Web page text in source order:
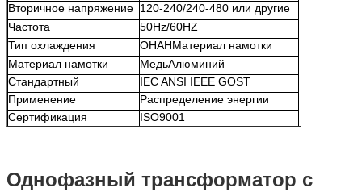
Вторичное напряжение 120-240/240-480 или другие
Частота
50Hz/60HZ
Тип охлаждения
ОНАНМатериал намотки
Материал намотки
МедьАлюминий
Стандартный
IEC ANSI IEEE GOST
Применение
Распределение энергии
Сертификация
ISO9001
Однофазный трансформатор с